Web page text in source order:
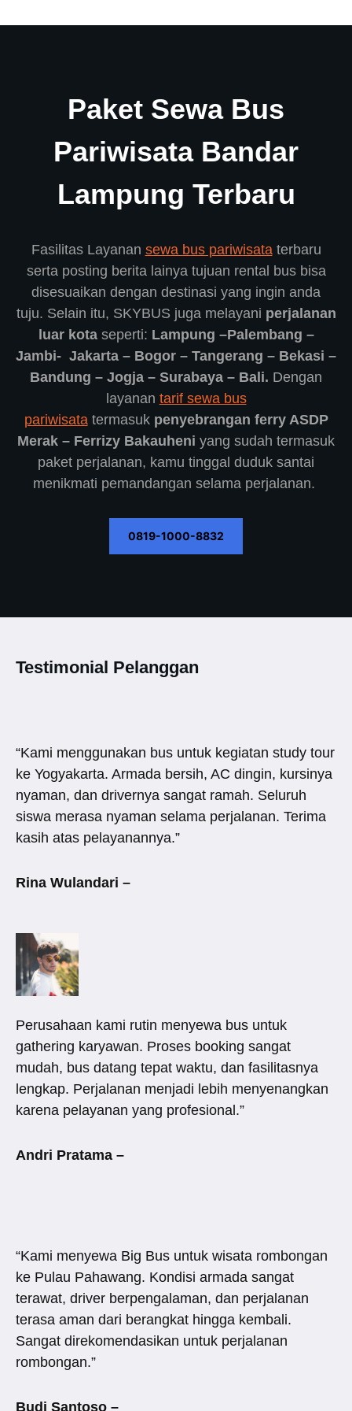
Paket Sewa Bus
Pariwisata Bandar
Lampung Terbaru
Fasilitas Layanan sewa bus pariwisataterbaru
serta posting berita lainya tujuan rental bus bisa
disesuaikan dengan destinasi yang ingin anda
tuju. Selain itu, SKYBUS juga melayani perjalanan
luar kotaseperti: Lampung –Palembang –
Jambi- Jakarta – Bogor – Tangerang – Bekasi –
Bandung – Jogja – Surabaya – Bali. Dengan
layanan tarif sewa bus
pariwisatatermasuk penyebrangan ferry ASDP
Merak – Ferrizy Bakauheni yang sudah termasuk
paket perjalanan, kamu tinggal duduk santai
menikmati pemandangan selama perjalanan.
0819-1000-8832
Testimonial Pelanggan
“Kami menggunakan bus untuk kegiatan study tour
ke Yogyakarta. Armada bersih, AC dingin, kursinya
nyaman, dan drivernya sangat ramah. Seluruh
siswa merasa nyaman selama perjalanan. Terima
kasih atas pelayanannya.”
Rina Wulandari –
Perusahaan kami rutin menyewa bus untuk
gathering karyawan. Proses booking sangat
mudah, bus datang tepat waktu, dan fasilitasnya
lengkap. Perjalanan menjadi lebih menyenangkan
karena pelayanan yang profesional.”
Andri Pratama –
“Kami menyewa Big Bus untuk wisata rombongan
ke Pulau Pahawang. Kondisi armada sangat
terawat, driver berpengalaman, dan perjalanan
terasa aman dari berangkat hingga kembali.
Sangat direkomendasikan untuk perjalanan
rombongan.”
Budi Santoso –